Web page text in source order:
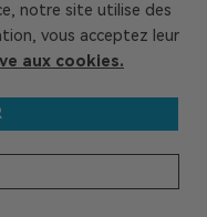
avec
des travaux
% plus rapide
notre site utilise des
vous acceptez leur
aux cookies.